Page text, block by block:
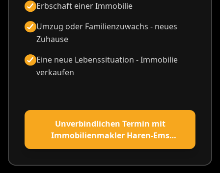
Erbschaft einer Immobilie
Umzug oder Familienzuwachs - neues
Zuhause
Eine neue Lebenssituation - Immobilie
verkaufen
Unverbindlichen Termin mit
Immobilienmakler Haren-Ems
vereinbaren